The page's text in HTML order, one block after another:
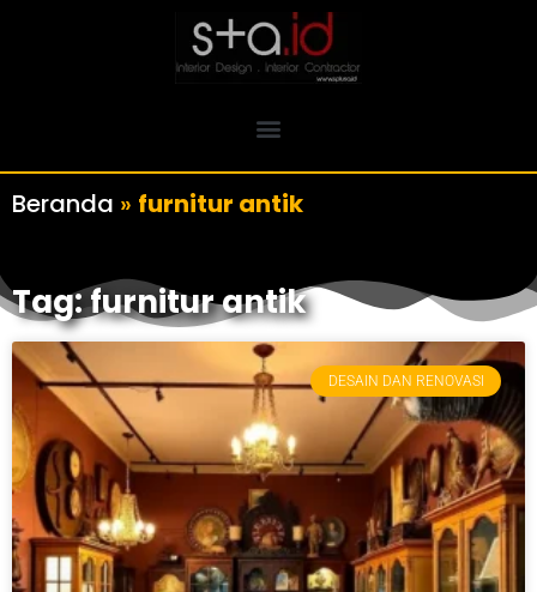
Beranda » furnitur antik
Tag: furnitur antik
DESAIN DAN RENOVASI